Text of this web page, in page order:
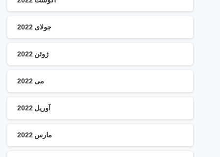
جولای 2022
ژوئن 2022
می 2022
آوریل 2022
مارس 2022